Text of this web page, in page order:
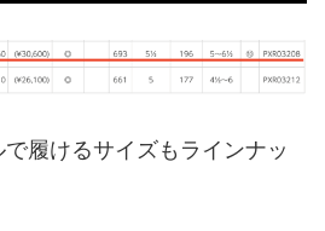
履けるサイズもラインナッ